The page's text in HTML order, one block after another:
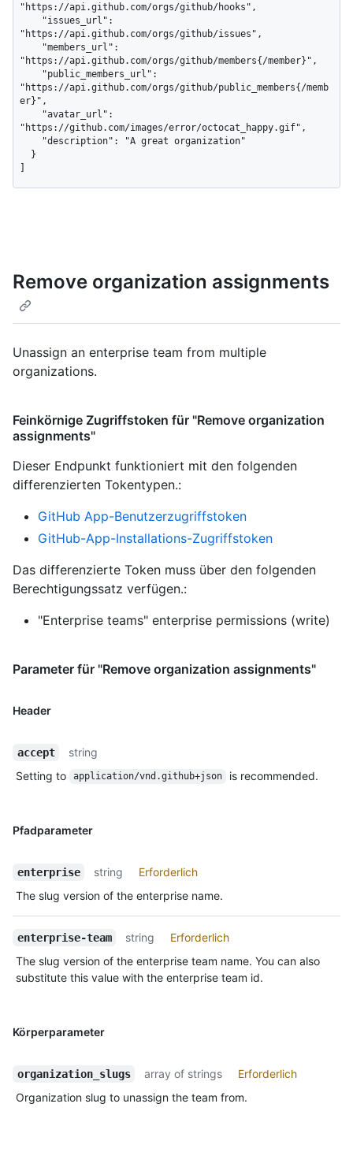
"https://api.github.com/orgs/github/hooks",
"https://api.github.com/orgs/github/issues",
"https://api.github.com/orgs/github/members{/member}",
"https://api.github.com/orgs/github/public_members{/memb
er}",
"https://github.com/images/error/octocat_happy.gif",
]
Remove organization assignments
Unassign an enterprise team from multiple
organizations.
Feinkörnige Zugriffstoken für "Remove organization
assignments"
Dieser Endpunkt funktioniert mit den folgenden
differenzierten Tokentypen.:
GitHub App-Benutzerzugriffstoken
GitHub-App-Installations-Zugriffstoken
Das differenzierte Token muss über den folgenden
Berechtigungssatz verfügen.:
"Enterprise teams" enterprise permissions (write)
Parameter für "Remove organization assignments"
Header
accept
string
Setting to
application/vnd.github+json is recommended.
Pfadparameter
enterprise string
Erforderlich
The slug version of the enterprise name.
enterprise-team string
Erforderlich
The slug version of the enterprise team name. You can also
substitute this value with the enterprise team id.
Körperparameter
organization_slugs array of strings
Erforderlich
Organization slug to unassign the team from.